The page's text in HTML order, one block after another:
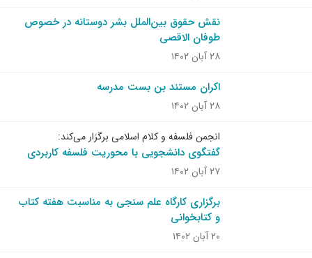
نقش حقوق بین‌الملل بشر دوستانه در خصوص
طوفان الاقصی
۲۸ آبان ۱۴۰۲
اکران مستند بن بست مدرسه
۲۸ آبان ۱۴۰۲
انجمن فلسفه و کلام اسلامی برگزار می‌کند:
گفتگوی دانشجویی با محوریت فلسفه کاربردی
۲۷ آبان ۱۴۰۲
برگزاری کارگاه علم سنجی به مناسبت هفته کتاب
و کتابخوانی
۲۰ آبان ۱۴۰۲